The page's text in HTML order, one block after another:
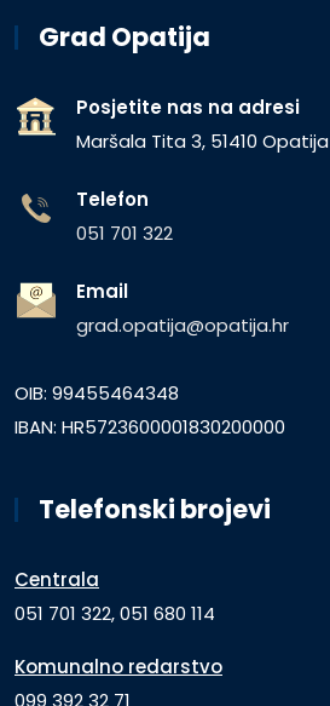
Grad Opatija
Posjetite nas na adresi
Maršala Tita 3, 51410 Opatija
Telefon
051 701 322
Email
grad.opatija@opatija.hr
OIB: 99455464348
IBAN: HR5723600001830200000
Telefonski brojevi
Centrala
051 701 322, 051 680 114
Komunalno redarstvo
099 392 32 71